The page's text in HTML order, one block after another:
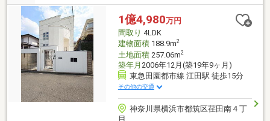
1億4,980万円
間取り 4LDK
建物面積188.9m2
土地面積257.06m2
築年月 2006年12月(築19年9ヶ月)
東急田園都市線 江田駅 徒歩15分
その他の交通
神奈川県横浜市都筑区荏田南４丁
目